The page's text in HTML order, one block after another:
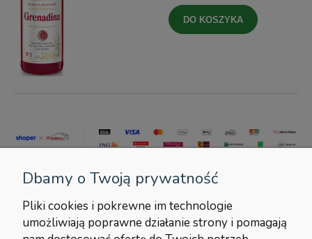
DO KOSZYKA
POMOC
Dbamy o Twoją prywatność
Pliki cookies i pokrewne im technologie
umożliwiają poprawne działanie strony i pomagają